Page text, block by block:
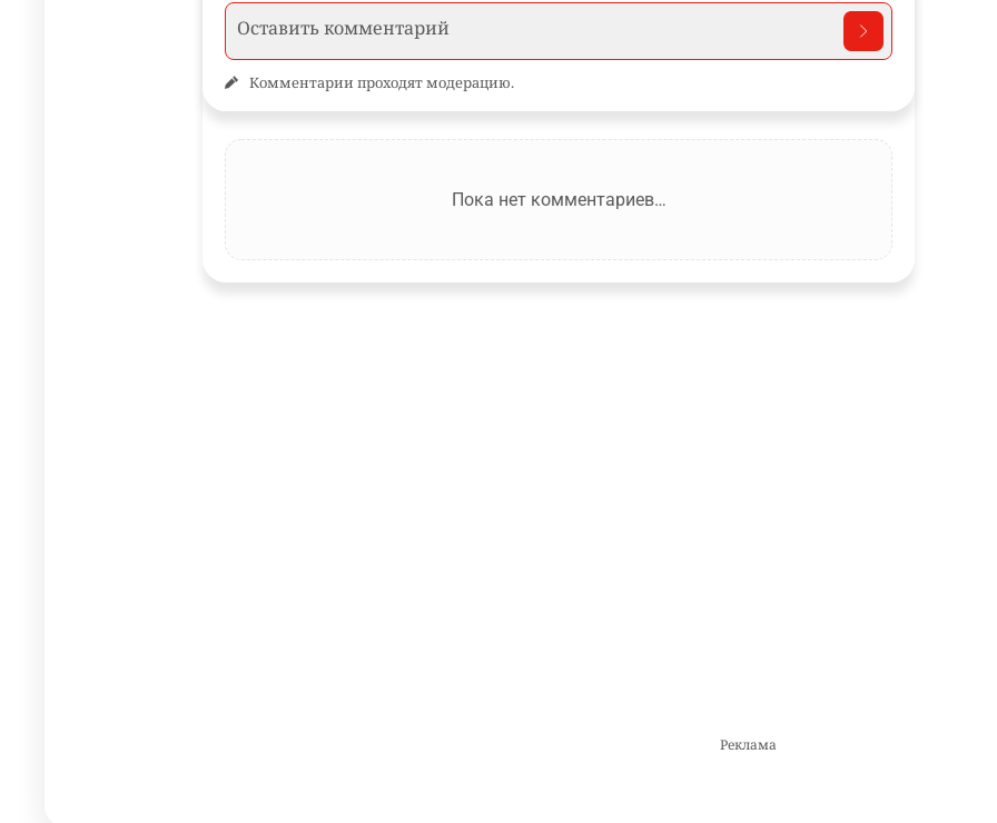
Комментарии проходят модерацию.
Пока нет комментариев…